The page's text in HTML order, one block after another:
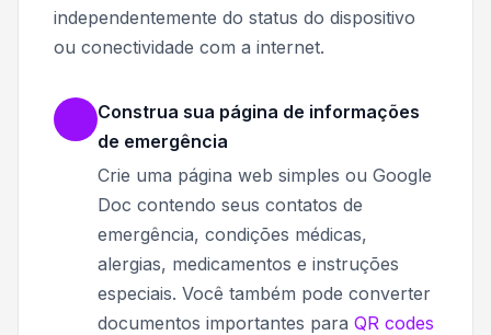
independentemente do status do dispositivo
ou conectividade com a internet.
Construa sua página de informações
de emergência
Crie uma página web simples ou Google
Doc contendo seus contatos de
emergência, condições médicas,
alergias, medicamentos e instruções
especiais. Você também pode converter
documentos importantes para QR codes